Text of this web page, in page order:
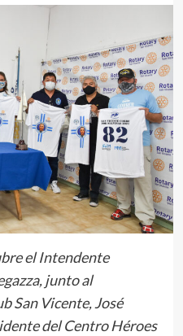
el Intendente
junto al
San Vicente, José
del Centro Héroes